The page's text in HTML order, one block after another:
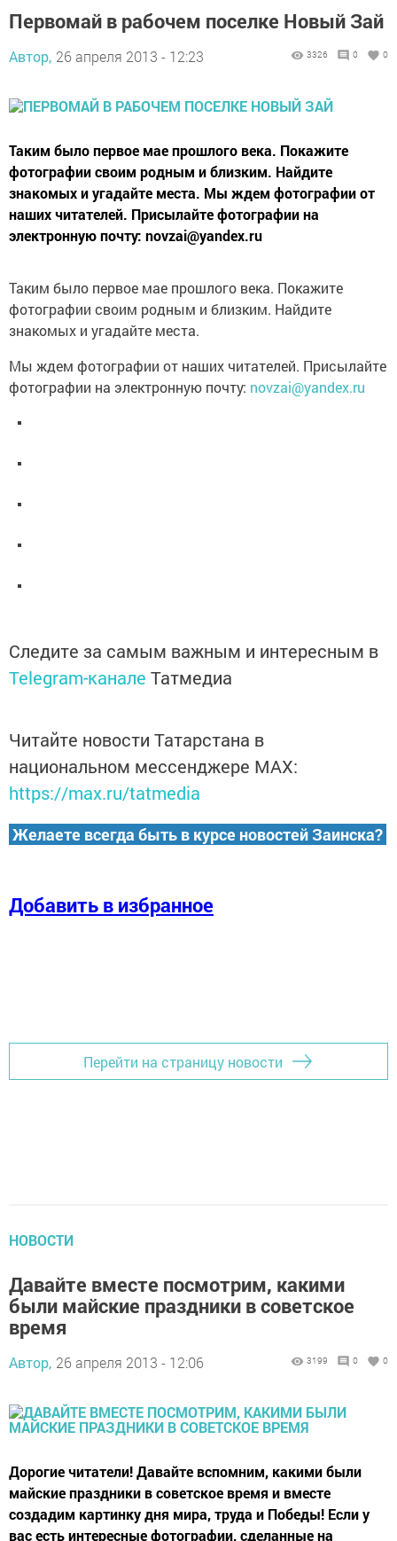
Первомай в рабочем поселке Новый Зай
Автор, 26 апреля 2013 - 12:23 3326 0 0
Таким было первое мае прошлого века. Покажите
фотографии своим родным и близким. Найдите
знакомых и угадайте места. Мы ждем фотографии от
наших читателей. Присылайте фотографии на
электронную почту: novzai@yandex.ru
Таким было первое мае прошлого века. Покажите
фотографии своим родным и близким. Найдите
знакомых и угадайте места.
Мы ждем фотографии от наших читателей. Присылайте
фотографии на электронную почту: novzai@yandex.ru
Следите за самым важным и интересным в
Telegram-канале Татмедиа
Читайте новости Татарстана в
национальном мессенджере MАХ:
https://max.ru/tatmedia
Желаете всегда быть в курсе новостей Заинска?
Добавить в избранное
Перейти на страницу новости
НОВОСТИ
Давайте вместе посмотрим, какими
были майские праздники в советское
время
Автор, 26 апреля 2013 - 12:06 3199 0 0
Дорогие читатели! Давайте вспомним, какими были
майские праздники в советское время и вместе
создадим картинку дня мира, труда и Победы! Если у
вас есть интересные фотографии, сделанные на